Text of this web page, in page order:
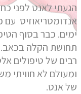
הגעתי לאנט לפני
אנדומטריאוזיס
ימים. כבר בסוף
תחושת הקלה בכאב.
רבים של טיפולים
ומעולם לא חוויתי
של אנט.